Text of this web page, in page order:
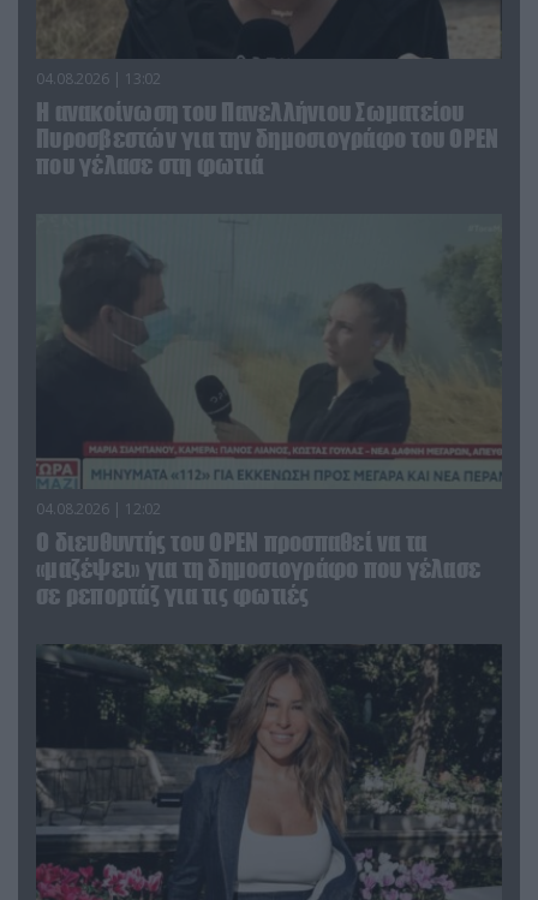
04.08.2026 | 13:02
Η ανακοίνωση του Πανελλήνιου Σωματείου
Πυροσβεστών για την δημοσιογράφο του OPEN
που γέλασε στη φωτιά
04.08.2026 | 12:02
O διευθυντής του OPEN προσπαθεί να τα
«μαζέψει» για τη δημοσιογράφο που γέλασε
σε ρεπορτάζ για τις φωτιές